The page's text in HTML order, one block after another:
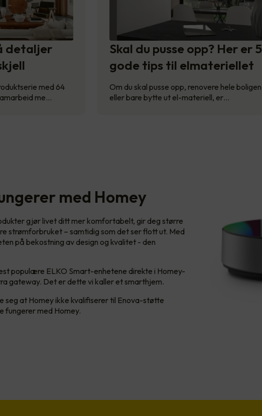
detaljer
med 64
me…
Skal du pusse opp? Her er 5
gode tips til elmateriellet
Om du skal pusse opp, renovere hele boligen
eller bare bytte ut el-materiell, er…
med Homey
gjør livet ditt mer komfortabelt, gir deg større
strømforbruket – samtidig som det ser flott ut. Med
på bekostning av design og kvalitet - den
populære ELKO Smart-enhetene direkte i Homey-
gateway. Det er dette vi kaller et smarthjem.
seg at Homey ikke kvalifiserer til Enova-støtte
fungerer med Homey.